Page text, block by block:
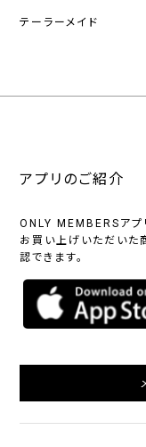
テーラーメイド
アプリのご紹介
ONLY MEMBERSアプ
お買い上げいただいた
認できます。